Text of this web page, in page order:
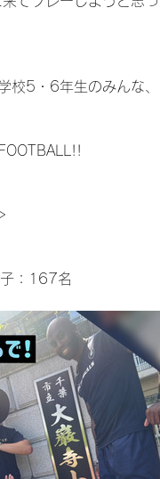
校5・6年生のみんな
子：167名